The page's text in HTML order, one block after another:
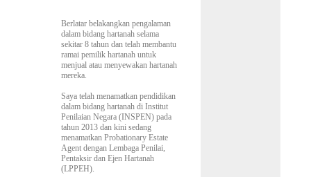
Berlatar belakangkan pengalaman
dalam bidang hartanah selama
sekitar 8 tahun dan telah membantu
ramai pemilik hartanah untuk
menjual atau menyewakan hartanah
mereka.
Saya telah menamatkan pendidikan
dalam bidang hartanah di Institut
Penilaian Negara (INSPEN) pada
tahun 2013 dan kini sedang
menamatkan Probationary Estate
Agent dengan Lembaga Penilai,
Pentaksir dan Ejen Hartanah
(LPPEH).